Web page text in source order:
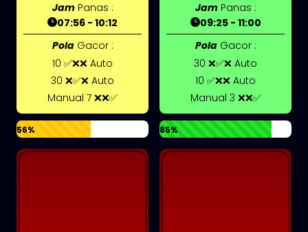
JamPanas :
07:56 - 10:12
PolaGacor :
10 ✅❌❌ Auto
30 ❌✅❌ Auto
Manual 7 ❌❌✅
56%
JamPanas :
09:25 - 11:00
PolaGacor :
30 ❌✅❌ Auto
10 ✅❌❌ Auto
Manual 3 ❌❌✅
85%